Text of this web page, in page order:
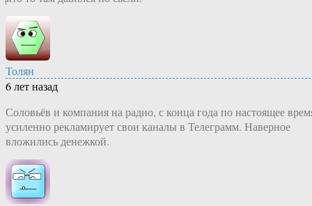
Толян
6 лет назад
Соловьёв и компания на радио, с конца года по настоящее
усиленно рекламирует свои каналы в Телеграмм. Наверное
вложились денежкой.